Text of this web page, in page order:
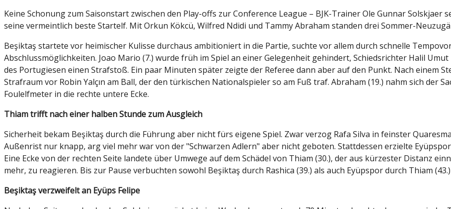
Keine Schonung zum Saisonstart zwischen den Play-offs zur Conference League – BJK-Trainer Ole Gunnar
seine vermeintlich beste Startelf. Mit Orkun Kökcü, Wilfred Ndidi und Tammy Abraham standen drei Sommer-
Beşiktaş startete vor heimischer Kulisse durchaus ambitioniert in die Partie, suchte vor allem durch schnelle
Abschlussmöglichkeiten. Joao Mario (7.) wurde früh im Spiel an einer Gelegenheit gehindert, Schiedsrichter Halil
des Portugiesen einen Strafstoß. Ein paar Minuten später zeigte der Referee dann aber auf den Punkt. Nach einem
Strafraum vor Robin Yalçın am Ball, der den türkischen Nationalspieler so am Fuß traf. Abraham (19.) nahm sich der
Foulelfmeter in die rechte untere Ecke.
Thiam trifft nach einer halben Stunde zum Ausgleich
Sicherheit bekam Beşiktaş durch die Führung aber nicht fürs eigene Spiel. Zwar verzog Rafa Silva in feinster
Außenrist nur knapp, arg viel mehr war von der "Schwarzen Adlern" aber nicht geboten. Stattdessen erzielte
Eine Ecke von der rechten Seite landete über Umwege auf dem Schädel von Thiam (30.), der aus kürzester Distanz
mehr, zu reagieren. Bis zur Pause verbuchten sowohl Beşiktaş durch Rashica (39.) als auch Eyüpspor durch Thiam
Beşiktaş verzweifelt an Eyüps Felipe